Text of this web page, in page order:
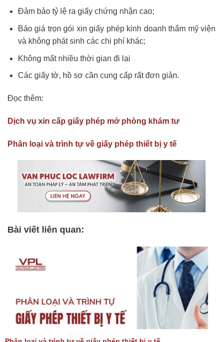
Đảm bảo tỷ lệ ra giấy chứng nhận cao;
Báo giá trọn gói xin giấy phép kinh doanh thẩm mỹ viện
và không phát sinh các chi phí khác;
Không mất nhiều thời gian đi lại
Các giấy tờ, hồ sơ cần cung cấp rất đơn giản.
Đọc thêm:
Dịch vụ xin cấp giấy phép mở phòng khám tư
Phân loại và trình tự về giấy phép thiết bị y tế
Bài viết liên quan: